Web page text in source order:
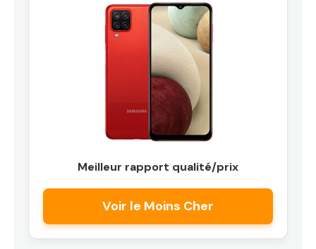
Meilleur rapport qualité/prix
Voir le Moins Cher